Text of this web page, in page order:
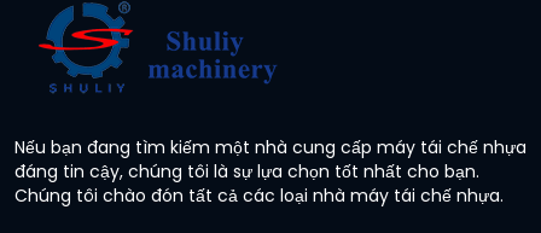
Nếu bạn đang tìm kiếm một nhà cung cấp máy tái chế nhựa
đáng tin cậy, chúng tôi là sự lựa chọn tốt nhất cho bạn.
Chúng tôi chào đón tất cả các loại nhà máy tái chế nhựa.